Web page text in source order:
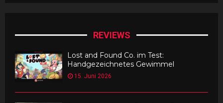
REVIEWS
Lost and Found Co. im Test:
Handgezeichnetes Gewimmel
15. Juni 2026